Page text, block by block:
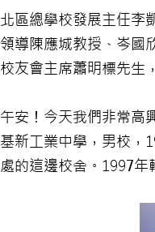
北區總學校發展主任李
領導陳應城教授、岑國
校友會主席蕭明標先生
午安！今天我們非常高
基新工業中學，男校，
處的這邊校舍。1997年